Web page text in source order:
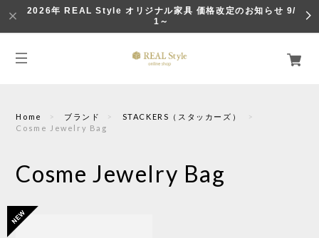
2026年 REAL Style オリジナル家具 価格改定のお知らせ 9/
1～
Home ブランド
STACKERS（スタッカーズ）
Cosme Jewelry Bag
Cosme Jewelry Bag